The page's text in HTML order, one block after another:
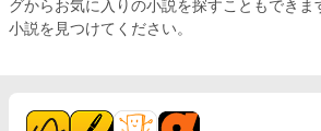
グからお気に入りの小説を探すこともでき
小説を見つけてください。